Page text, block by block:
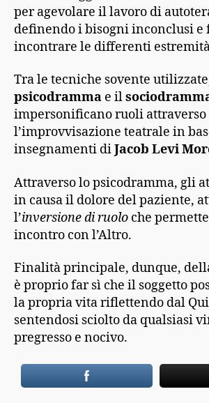
per agevolare il lavoro di
definendo i bisogni inconclusi e
incontrare le differenti estremità
Tra le tecniche sovente
psicodramma e il
impersonificano ruoli attraverso
l’improvvisazione teatrale in
insegnamenti diJacob Levi
Attraverso lo psicodramma, gli
in causa il dolore del paziente,
l’inversione di ruolo che
incontro con l’Altro.
Finalità principale, dunque,
è proprio far sì che il soggetto
la propria vita riflettendo dal
sentendosi sciolto da qualsiasi
pregresso e nocivo.